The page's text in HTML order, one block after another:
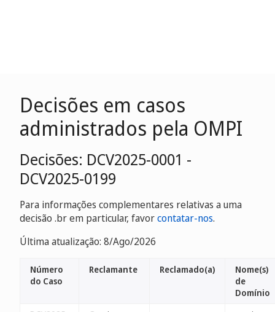
Decisões em casos
administrados pela OMPI
Decisões: DCV2025-0001 -
DCV2025-0199
Para informações complementares relativas a uma
decisão .br em particular, favorcontatar-nos.
Última atualização: 8/Ago/2026
Número
do Caso
Reclamante Reclamado(a)
Nome(s)
de
Domínio